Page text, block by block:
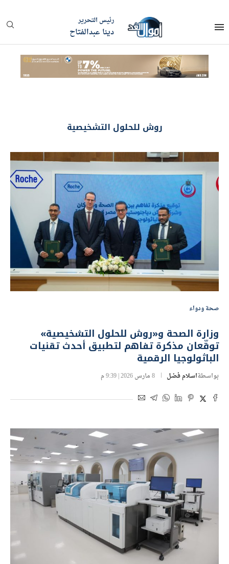
رئيس التحرير
دينا عبدالفتاح
روش للحلول التشخيصية
صحة ودواء
وزارة الصحة و«روش للحلول التشخيصية»
توقّعان مذكرة تفاهم لتطبيق أحدث تقنيات
الباثولوجيا الرقمية
بواسطةاسلام فضل 8 مارس 2026 | 9:39 م